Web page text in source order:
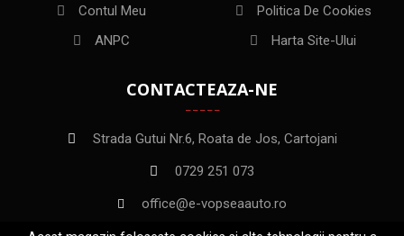
Contul Meu
ANPC
Politica De Cookies
Harta Site-Ului
CONTACTEAZA-NE
Strada Gutui Nr.6, Roata de Jos, Cartojani
0729 251 073
office@e-vopseaauto.ro